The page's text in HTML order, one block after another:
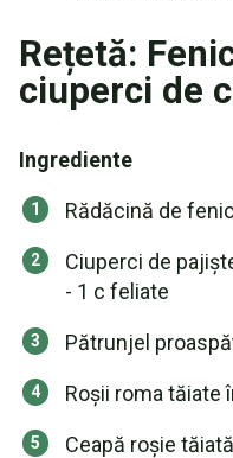
Rețetă:
ciuperci de
Ingrediente
Rădăcină de
Ciuperci de
- 1 c feliate
Pătrunjel
Roșii roma tăiate
Ceapă roșie